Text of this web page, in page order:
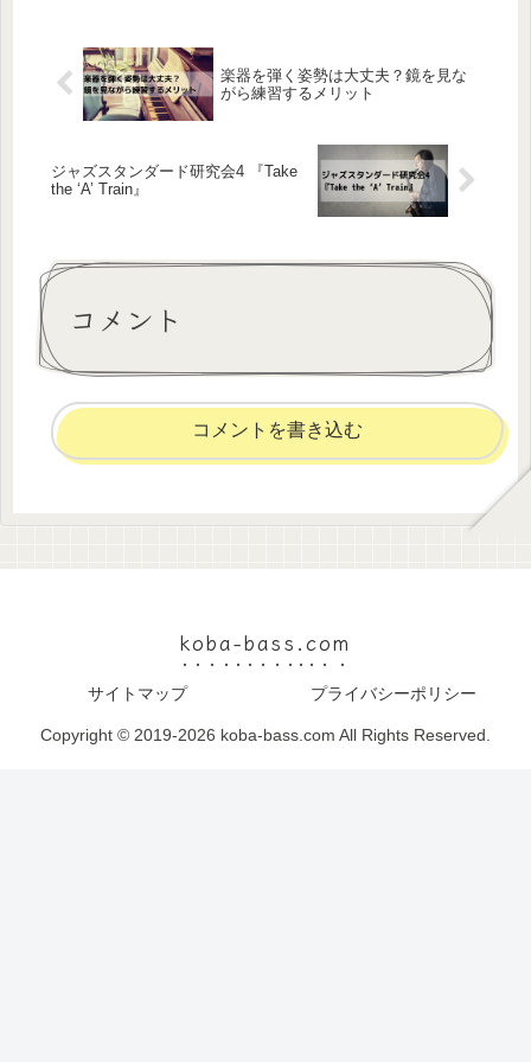
楽器を弾く姿勢は大丈夫？鏡を見な
がら練習するメリット
ジャズスタンダード研究会4 『Take
the ‘A’ Train』
コメント
コメントを書き込む
koba-bass.com
サイトマップ プライバシーポリシー
Copyright © 2019-2026 koba-bass.com All Rights Reserved.